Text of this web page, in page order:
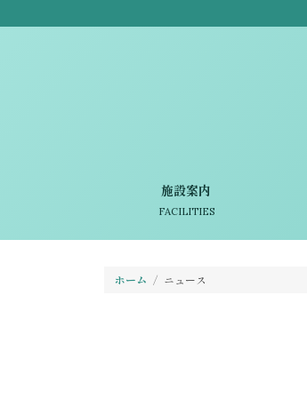
施設案内
FACILITIES
ホーム ニュース